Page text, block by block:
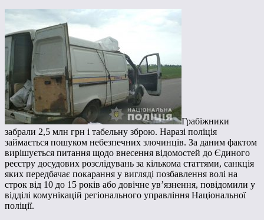
Грабіжники
забрали 2,5 млн грн і табельну зброю. Наразі поліція
займається пошуком небезпечних злочинців. За даним фактом
вирішується питання щодо внесення відомостей до Єдиного
реєстру досудових розслідувань за кількома статтями, санкція
яких передбачає покарання у вигляді позбавлення волі на
строк від 10 до 15 років або довічне ув’язнення, повідомили у
відділі комунікацій регіонального управління Національної
поліції.